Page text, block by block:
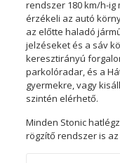
rendszer 180 km/h-
érzékeli az autó
az előtte haladó
jelzéseket és a sáv
keresztirányú
parkolóradar, és a
gyermekre, vagy
szintén elérhető.
Minden Stonic
rögzítő rendszer is